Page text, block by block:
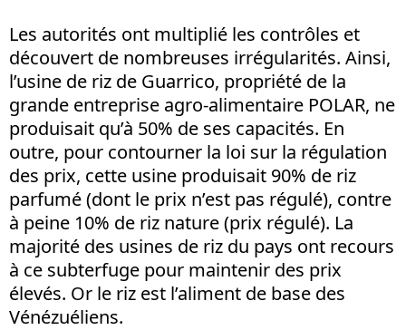
Les autorités ont multiplié les contrôles et
découvert de nombreuses irrégularités. Ainsi,
l’usine de riz de Guarrico, propriété de la
grande entreprise agro-alimentaire POLAR, ne
produisait qu’à 50% de ses capacités. En
outre, pour contourner la loi sur la régulation
des prix, cette usine produisait 90% de riz
parfumé (dont le prix n’est pas régulé), contre
à peine 10% de riz nature (prix régulé). La
majorité des usines de riz du pays ont recours
à ce subterfuge pour maintenir des prix
élevés. Or le riz est l’aliment de base des
Vénézuéliens.